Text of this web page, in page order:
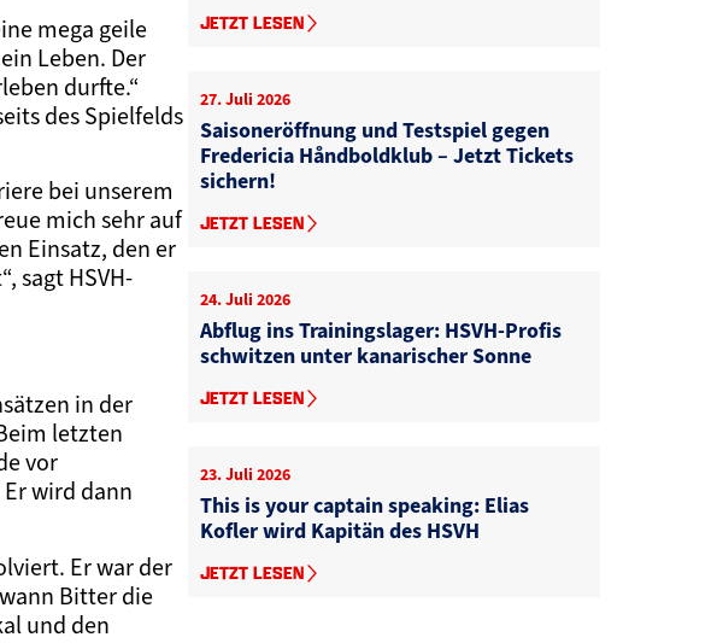
mega geile
Leben. Der
durfte.“
des Spielfelds
bei unserem
mich sehr auf
Einsatz, den er
sagt HSVH-
in der
letzten
vor
wird dann
Er war der
Bitter die
und den
JETZT LESEN
27. Juli 2026
Saisoneröffnung und Testspiel gegen
Fredericia Håndboldklub – Jetzt Tickets
sichern!
JETZT LESEN
24. Juli 2026
Abflug ins Trainingslager: HSVH-Profis
schwitzen unter kanarischer Sonne
JETZT LESEN
23. Juli 2026
This is your captain speaking: Elias
Kofler wird Kapitän des HSVH
JETZT LESEN